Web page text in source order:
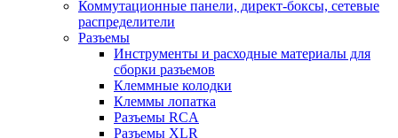
Коммутационные панели, директ-боксы, сетевые
распределители
Разъемы
Инструменты и расходные материалы для
сборки разъемов
Клеммные колодки
Клеммы лопатка
Разъемы RCA
Разъемы XLR